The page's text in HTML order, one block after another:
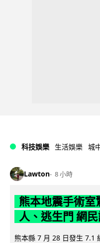
科技娛樂 生活娛樂 城
Lawton 8 小時
熊本地震手術室
人、逃生門 網
熊本縣 7 月 28 日發生 7.1